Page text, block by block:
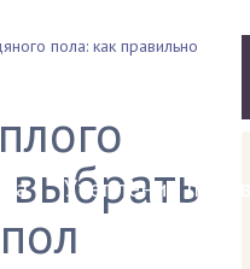
Утепление полов
пола: как правильно